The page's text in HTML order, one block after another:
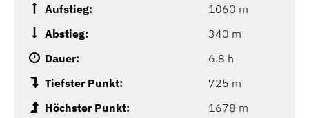
Aufstieg:
1060 m
Abstieg:
340 m
Dauer:
6.8 h
Tiefster Punkt:
725 m
Höchster Punkt:
1678 m